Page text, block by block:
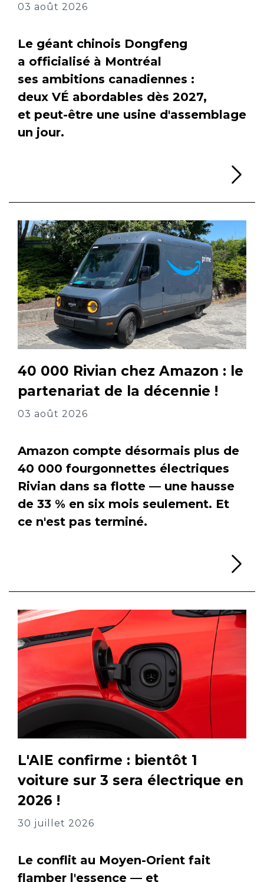
03 août 2026
Le géant chinois Dongfeng
a officialisé à Montréal
ses ambitions canadiennes :
deux VÉ abordables dès 2027,
et peut-être une usine d'assemblage
un jour.
40 000 Rivian chez Amazon : le
partenariat de la décennie !
03 août 2026
Amazon compte désormais plus de
40 000 fourgonnettes électriques
Rivian dans sa flotte — une hausse
de 33 % en six mois seulement. Et
ce n'est pas terminé.
L'AIE confirme : bientôt 1
voiture sur 3 sera électrique en
2026 !
30 juillet 2026
Le conflit au Moyen-Orient fait
flamber l'essence — et